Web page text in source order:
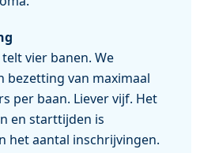
vier banen. We
bezetting van maximaal
per baan. Liever vijf. Het
en starttijden is
het aantal inschrijvingen.